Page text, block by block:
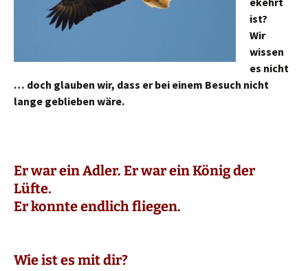
ist?
Wir
wissen
es nicht
… doch glauben wir, dass er bei einem Besuch nicht
lange geblieben wäre.
Er war ein Adler. Er war ein König der
Lüfte.
Er konnte endlich fliegen.
Wie ist es mit dir?